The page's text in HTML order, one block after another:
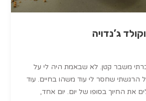
ג’נדויה
משבר קטן. לא שבאמת היה לי על
הרגשתי שחסר לי עוד משהו בחיים. עוד
את החיוך בסופו של יום. יום אחד,